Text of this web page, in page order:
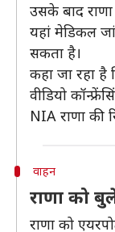
उसके बाद
यहां मेडिकल
सकता है।
कहा जा रहा है
वीडियो
NIA राणा की
वाहन
राणा को
राणा को